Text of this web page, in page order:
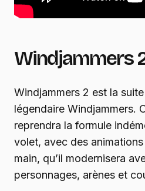
Windjammers
Windjammers 2 est la
légendaire Windjammers.
reprendra la formule
volet, avec des
main, qu’il modernisera
personnages, arènes et